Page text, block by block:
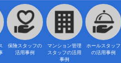
保険スタッフの
活用事例
マンション管理
スタッフの活用
事例
ホールスタッフ
の活用事例